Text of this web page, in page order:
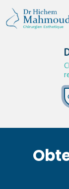
content